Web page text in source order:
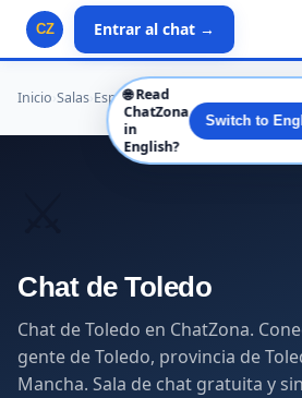
CZ Entrar al chat →
Inicio Salas España›Castilla-La Mancha
Chat de Toledo
Chat de Toledo en ChatZona.
gente de Toledo, provincia de
Mancha. Sala de chat gratuita y
🌐 Read
ChatZona
in
English?
Switch to